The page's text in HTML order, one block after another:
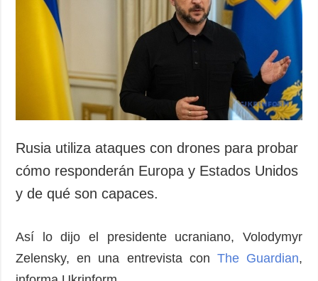
Rusia utiliza ataques con drones para probar
cómo responderán Europa y Estados Unidos
y de qué son capaces.
Así lo dijo el presidente ucraniano, Volodymyr
Zelensky, en una entrevista con The Guardian,